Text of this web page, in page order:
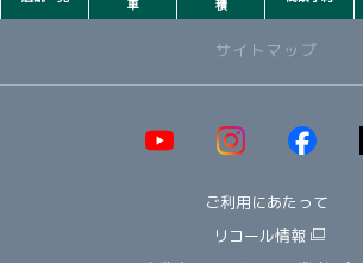
車
積
サイトマップ
ウェルキャブ（福祉車両）
ご利用にあたって
リコール情報